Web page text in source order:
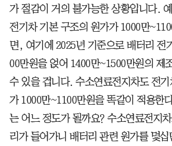
가 절감이 거의 불가능한 상황입니다.
전기차 기본 구조의 원가가 1000만
면, 여기에 2025년 기준으로 배터리 전
00만원을 얹어 1400만~1500만원의 제
수 있을 겁니다. 수소연료전지차도 전
가 1000만~1100만원을 똑같이 적용한
는 어느 정도가 될까요? 수소연료전지
리가 들어가니 배터리 관련 원가를 몇